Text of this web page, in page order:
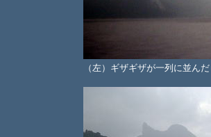
（左）ギザギザが一列に並